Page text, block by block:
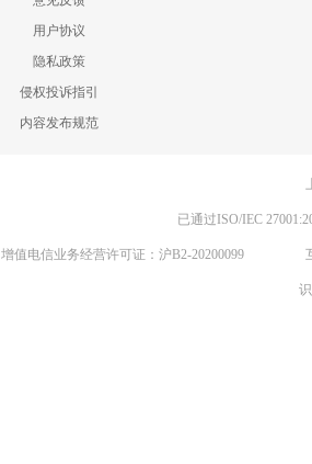
用户协议
隐私政策
侵权投诉指引
内容发布规范
已通过ISO/IEC
增值电信业务经营许可证：沪B2-20200099